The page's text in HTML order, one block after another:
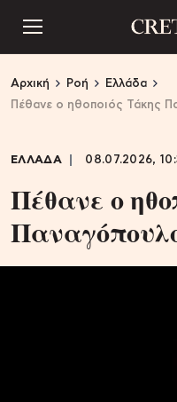
Αρχική Ροή
Ελλάδα
Πέθανε ο ηθοποιός Τάκης
ΕΛΛΑΔΑ 08.07.2026,
Πέθανε ο